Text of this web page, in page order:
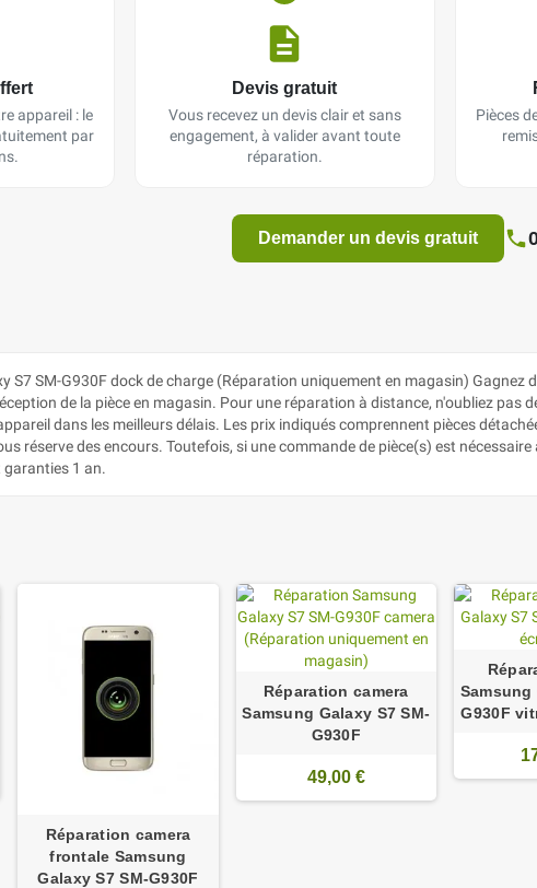
appareil : le
par
Devis gratuit
Vous recevez un devis clair et sans
engagement, à valider avant toute
réparation.
Pièces
Demander un devis gratuit
S7 SM-G930F dock de charge (Réparation uniquement en magasin)
de la pièce en magasin. Pour une réparation à distance, n'oubliez
dans les meilleurs délais. Les prix indiqués comprennent pièces
réserve des encours. Toutefois, si une commande de pièce(s) est
1 an.
Réparation camera
frontale Samsung
Galaxy S7 SM-G930F
Réparation camera
Samsung Galaxy S7 SM-
G930F
49,00 €
Samsung
G930F